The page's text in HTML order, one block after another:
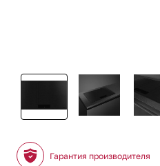
Гарантия производителя